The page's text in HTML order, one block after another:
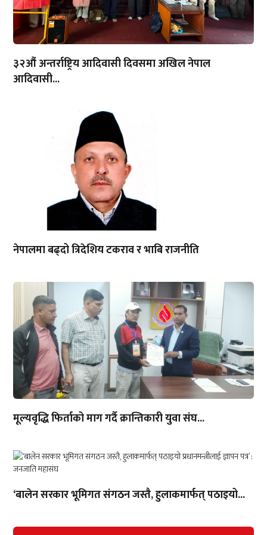
३२औं अन्तर्राष्ट्रिय आदिवासी दिवसमा अखिल नेपाल
आदिवासी...
नेपालमा बढ्दो त्रिदेशिय टकराव र भाबि राजनीति
मूल्यवृद्धि फिर्ताको माग गर्दै क्रान्तिकारी युवा संघ...
‘बालेन सरकार भूमिगत संगठन जस्तै, हुलाकमार्फत् पठाइयो...